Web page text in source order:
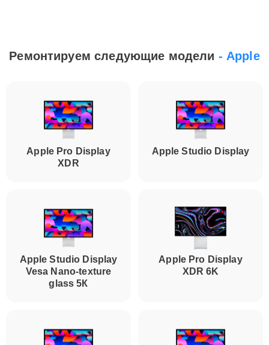
Ремонтируем следующие модели - Apple
Apple Pro Display
XDR
Apple Studio Display
Apple Studio Display
Vesa Nano-texture
glass 5К
Apple Pro Display
XDR 6K